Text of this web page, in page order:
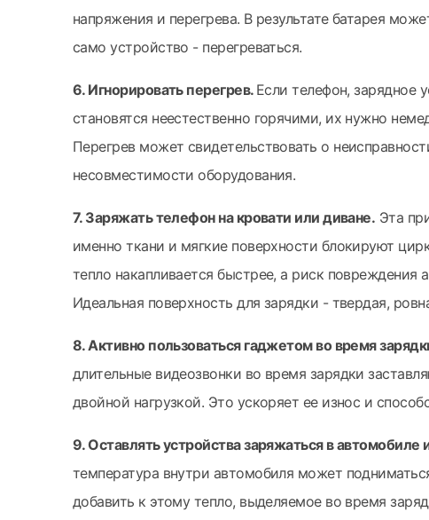
напряжения и перегрева. В результате батарея
само устройство - перегреваться.
6. Игнорировать перегрев. Если телефон, зарядное
становятся неестественно горячими, их нужно
Перегрев может свидетельствовать о
несовместимости оборудования.
7. Заряжать телефон на кровати или диване. Эта
именно ткани и мягкие поверхности блокируют
тепло накапливается быстрее, а риск повреждения
Идеальная поверхность для зарядки - твердая,
8. Активно пользоваться гаджетом во время
длительные видеозвонки во время зарядки
двойной нагрузкой. Это ускоряет ее износ и
9. Оставлять устройства заряжаться в
температура внутри автомобиля может
добавить к этому тепло, выделяемое во время